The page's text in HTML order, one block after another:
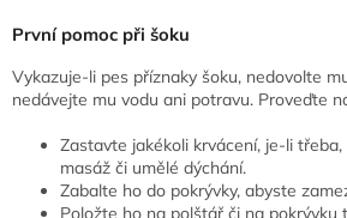
První pomoc při šoku
Vykazuje-li pes příznaky šoku, nedovolte
nedávejte mu vodu ani potravu. Proveďte
Zastavte jakékoli krvácení, je-li
masáž či umělé dýchání.
Zabalte ho do pokrývky, abyste
Položte ho na polštář či na pokrývku